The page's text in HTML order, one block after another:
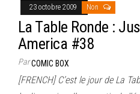
23 octobre 2009 Non
La Table Ronde :
America #38
ParCOMIC BOX
[FRENCH] C’est le jour de La